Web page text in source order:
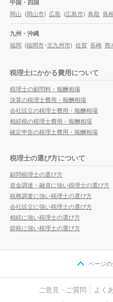
中国・四国
岡山 (岡山市) 広島 (広島市) 鳥取 島
九州・沖縄
福岡 (福岡市・北九州市) 佐賀 長崎 熊
税理士にかかる費用について
税理士の顧問料・報酬相場
決算の税理士費用・報酬相場
会社設立の税理士費用・報酬相場
相続税の税理士費用・報酬相場
確定申告の税理士費用・報酬相場
税理士の選び方について
顧問税理士の選び方
資金調達・融資に強い税理士の選び方
税務調査に強い税理士の選び方
会社設立に強い税理士の選び方
相続に強い税理士の選び方
節税に強い税理士の選び方
ページ
ご意見・ご質問 よく